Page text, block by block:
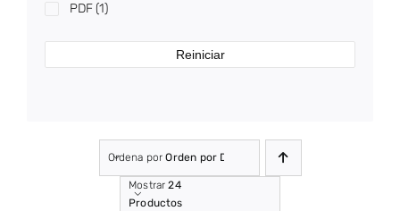
PDF(1)
Reiniciar
Ordena porOrden por Defecto
Mostrar24
Productos